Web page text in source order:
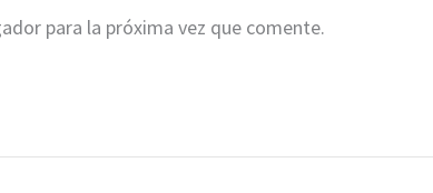
para la próxima vez que comente.